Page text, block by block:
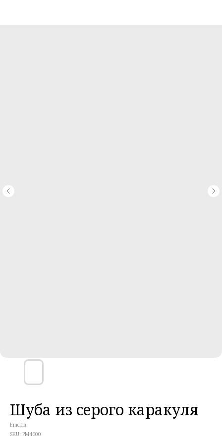
Шуба из серого каракуля
Emelda
SKU: PM4600